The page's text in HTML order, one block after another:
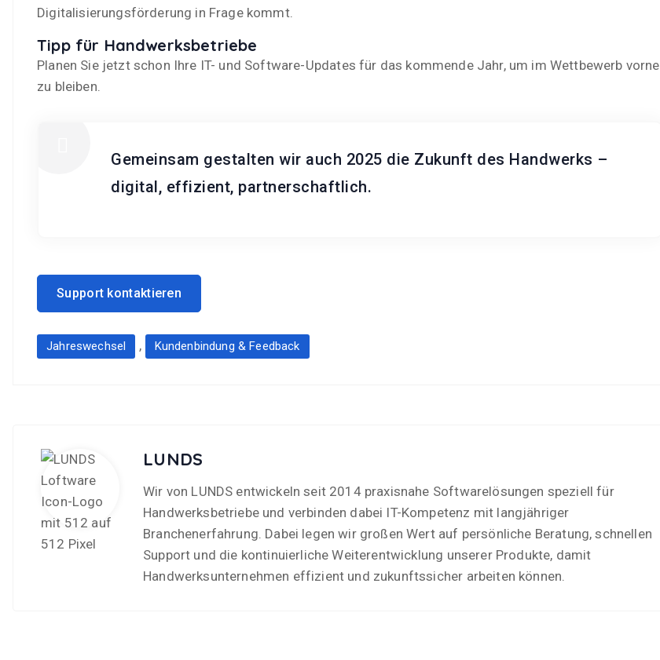
Digitalisierungsförderung in Frage kommt.
Tipp für Handwerksbetriebe
Planen Sie jetzt schon Ihre IT- und Software-Updates für das kommende Jahr, um im Wettbewerb vorne
zu bleiben.
Gemeinsam gestalten wir auch 2025 die Zukunft des Handwerks –
digital, effizient, partnerschaftlich.
Support kontaktieren
Jahreswechsel , Kundenbindung & Feedback
LUNDS
Wir von LUNDS entwickeln seit 2014 praxisnahe Softwarelösungen speziell für
Handwerksbetriebe und verbinden dabei IT-Kompetenz mit langjähriger
Branchenerfahrung. Dabei legen wir großen Wert auf persönliche Beratung, schnellen
Support und die kontinuierliche Weiterentwicklung unserer Produkte, damit
Handwerksunternehmen effizient und zukunftssicher arbeiten können.